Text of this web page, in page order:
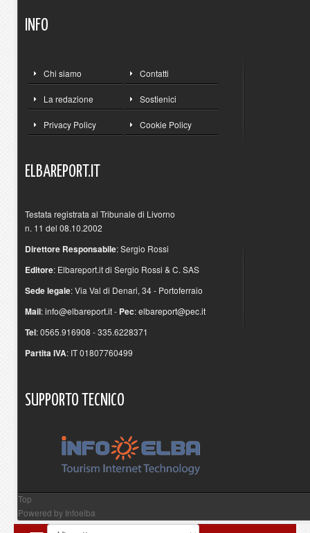
INFO
Chi siamo Contatti
La redazione Sostienici
Privacy Policy Cookie Policy
ELBAREPORT.IT
Testata registrata al Tribunale di Livorno
n. 11 del 08.10.2002
Direttore Responsabile: Sergio Rossi
Editore: Elbareport.it di Sergio Rossi & C. SAS
Sede legale: Via Val di Denari, 34 - Portoferraio
Mail:info@elbareport.it- Pec:elbareport@pec.it
Tel: 0565.916908 - 335.6228371
Partita IVA: IT 01807760499
SUPPORTO TECNICO
Top
Powered by Infoelba